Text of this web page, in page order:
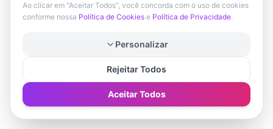
Ao clicar em "Aceitar Todos", você concorda com o uso de cookies
conforme nossa Política de Cookies e Política de Privacidade.
Personalizar
Rejeitar Todos
Aceitar Todos